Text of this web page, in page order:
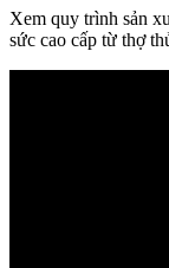
Xem quy trình sản
sức cao cấp từ thợ